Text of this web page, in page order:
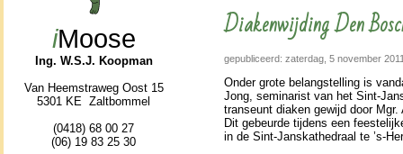
iMoose
Ing. W.S.J. Koopman
Van Heemstraweg Oost 15
5301 KE Zaltbommel
(0418) 68 00 27
(06) 19 83 25 30
Diakenwijding Den
gepubliceerd: zaterdag, 5 november
Onder grote belang­stel­ling is
Jong, se­mi­na­rist van het Sint-
transeunt diaken gewijd door
Dit gebeurde tij­dens een
in de Sint-Jans­kathe­draal te ’s-